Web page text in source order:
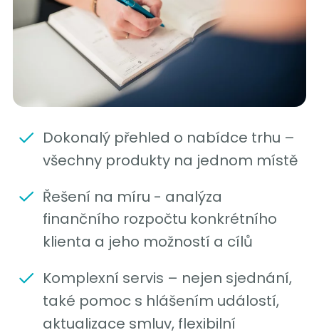
Dokonalý přehled o nabídce trhu –
všechny produkty na jednom místě
Řešení na míru - analýza
finančního rozpočtu konkrétního
klienta a jeho možností a cílů
Komplexní servis – nejen sjednání,
také pomoc s hlášením událostí,
aktualizace smluv, flexibilní